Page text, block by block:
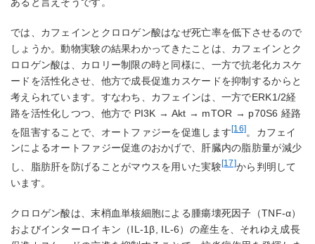
では、カフェインとクロロゲン酸はなぜ死亡率を低下させるので
しょうか。動物実験の結果わかってきたことは、カフェインとク
ロロゲン酸は、カロリー制限の時と同様に、一方で抗老化カスケ
ードを活性化させ、他方で成長促進カスケードを抑制するからと
考えられています。すなわち、カフェインは、一方でERK1/2経
路を活性化しつつ、他方で PI3K → Akt → mTOR → p70S6 経路
を阻害することで、オートファジーを促進します[16]。カフェイ
ンによるオートファジー促進のおかげで、肝臓内の脂肪量が減少
し、脂肪肝を防げることがマウスを用いた実験[17]から判明して
います。
クロロゲン酸は、末梢血単核細胞による腫瘍壊死因子（TNF-α）
およびインターロイキン（IL-1β, IL-6）の産生を、それゆえ成長